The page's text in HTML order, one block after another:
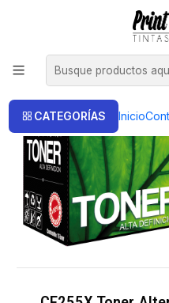
CATEGORÍAS Inicio
📦 Envío Gratis
Toner
CE255X Toner